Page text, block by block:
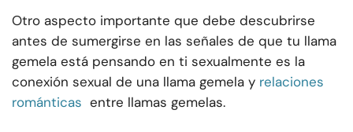
Otro aspecto importante que debe descubrirse
antes de sumergirse en las señales de que tu llama
gemela está pensando en ti sexualmente es la
conexión sexual de una llama gemela y relaciones
románticas entre llamas gemelas.